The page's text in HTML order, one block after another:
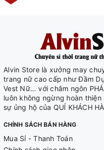
Alvin Store là xưởng may
trang nữ cao cấp như Đầm
Vest Nữ… với châm ngôn
luôn không ngừng hoàn
sự ủng hộ của QUÍ KHÁCH
CHÍNH SÁCH BÁN HÀNG
Mua Sỉ - Thanh Toán